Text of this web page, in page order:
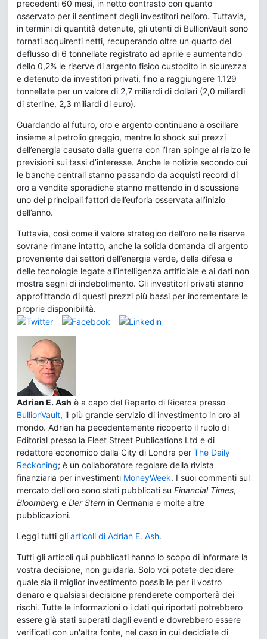
precedenti 60 mesi, in netto contrasto con quanto
osservato per il sentiment degli investitori nell’oro. Tuttavia,
in termini di quantità detenute, gli utenti di BullionVault sono
tornati acquirenti netti, recuperando oltre un quarto del
deflusso di 6 tonnellate registrato ad aprile e aumentando
dello 0,2% le riserve di argento fisico custodito in sicurezza
e detenuto da investitori privati, fino a raggiungere 1.129
tonnellate per un valore di 2,7 miliardi di dollari (2,0 miliardi
di sterline, 2,3 miliardi di euro).
Guardando al futuro, oro e argento continuano a oscillare
insieme al petrolio greggio, mentre lo shock sui prezzi
dell’energia causato dalla guerra con l’Iran spinge al rialzo le
previsioni sui tassi d’interesse. Anche le notizie secondo cui
le banche centrali stanno passando da acquisti record di
oro a vendite sporadiche stanno mettendo in discussione
uno dei principali fattori dell’euforia osservata all’inizio
dell’anno.
Tuttavia, così come il valore strategico dell’oro nelle riserve
sovrane rimane intatto, anche la solida domanda di argento
proveniente dai settori dell’energia verde, della difesa e
delle tecnologie legate all’intelligenza artificiale e ai dati non
mostra segni di indebolimento. Gli investitori privati stanno
approfittando di questi prezzi più bassi per incrementare le
proprie disponibilità.
Adrian E. Ash è a capo del Reparto di Ricerca presso
BullionVault, il più grande servizio di investimento in oro al
mondo. Adrian ha pecedentemente ricoperto il ruolo di
Editorial presso la Fleet Street Publications Ltd e di
redattore economico dalla City di Londra per The Daily
Reckoning; è un collaboratore regolare della rivista
finanziaria per investimenti MoneyWeek. I suoi commenti sul
mercato dell'oro sono stati pubblicati su Financial Times,
Bloomberg e Der Stern in Germania e molte altre
pubblicazioni.
Leggi tutti gli articoli di Adrian E. Ash.
Tutti gli articoli qui pubblicati hanno lo scopo di informare la
vostra decisione, non guidarla. Solo voi potete decidere
quale sia il miglior investimento possibile per il vostro
denaro e qualsiasi decisione prenderete comporterà dei
rischi. Tutte le informazioni o i dati qui riportati potrebbero
essere già stati superati dagli eventi e dovrebbero essere
verificati con un'altra fonte, nel caso in cui decidiate di